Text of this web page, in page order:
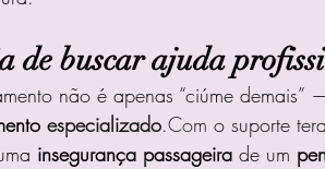
de buscar ajuda
não é apenas “ciúme demais”
especializado.Com o suporte
insegurança passageira de um